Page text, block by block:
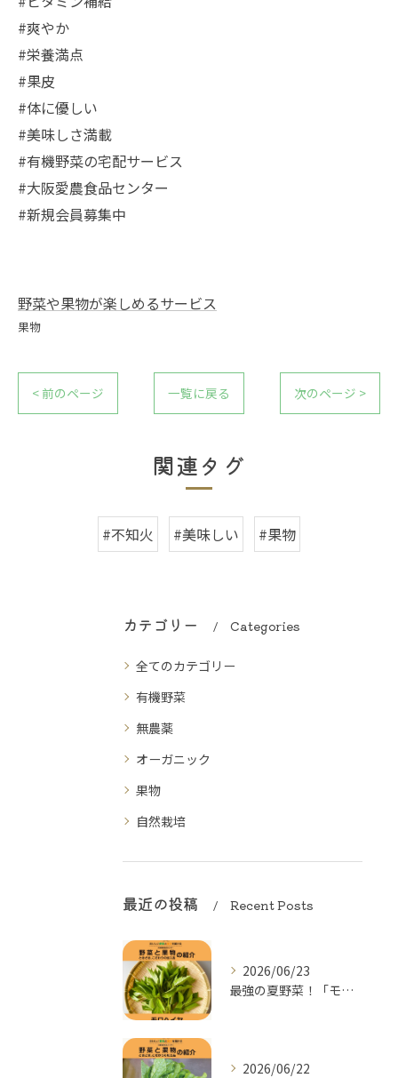
#爽やか
#栄養満点
#果皮
#体に優しい
#美味しさ満載
#有機野菜の宅配サービス
#大阪愛農食品センター
#新規会員募集中
野菜や果物が楽しめるサービス
果物
< 前のページ 一覧に戻る 次のページ >
関連タグ
#不知火 #美味しい #果物
カテゴリー Categories
全てのカテゴリー
有機野菜
無農薬
オーガニック
果物
自然栽培
最近の投稿 Recent Posts
2026/06/23
最強の夏野菜！「モロヘイヤ」の季節がやってきた
2026/06/22